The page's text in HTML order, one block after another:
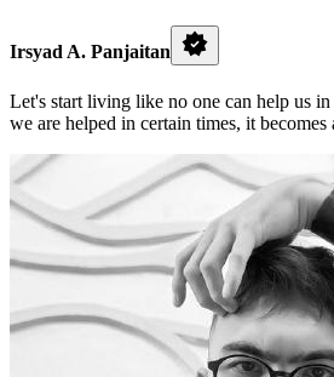
Irsyad A. Panjaitan
Let's start living like no one can help us
we are helped in certain times, it becomes